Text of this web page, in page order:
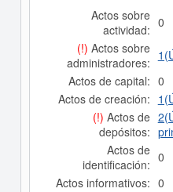
Actos sobre
actividad: 0
(!) Actos sobre
administradores:
Actos de capital: 0
Actos de creación:
(!) Actos de
depósitos:
Actos de
identificación: 0
Actos informativos: 0